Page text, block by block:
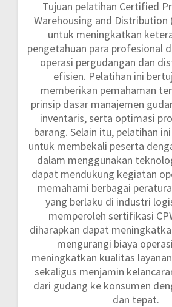
Tujuan pelatihan Certified
Warehousing and Distribution
untuk meningkatkan
pengetahuan para profesional
operasi pergudangan dan
efisien. Pelatihan ini
memberikan pemahaman
prinsip dasar manajemen
inventaris, serta optimasi
barang. Selain itu, pelatihan
untuk membekali peserta
dalam menggunakan
dapat mendukung kegiatan
memahami berbagai
yang berlaku di industri
memperoleh sertifikasi
diharapkan dapat
mengurangi biaya
meningkatkan kualitas
sekaligus menjamin
dari gudang ke konsumen
dan tepat.